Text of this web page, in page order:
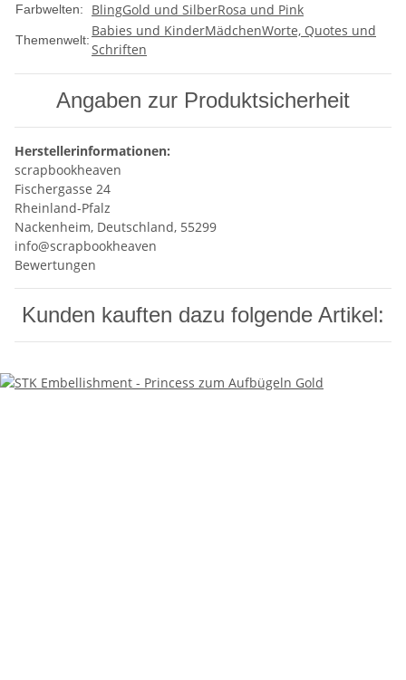
Farbwelten: BlingGold und SilberRosa und Pink
Themenwelt:
Babies und KinderMädchenWorte, Quotes und
Schriften
Angaben zur Produktsicherheit
Herstellerinformationen:
scrapbookheaven
Fischergasse 24
Rheinland-Pfalz
Nackenheim, Deutschland, 55299
info@scrapbookheaven
Bewertungen
Kunden kauften dazu folgende Artikel: